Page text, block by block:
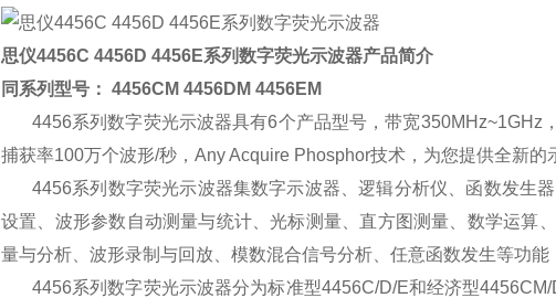
思仪4456C 4456D 4456E系列数字荧光示波器产品简介
同系列型号： 4456CM 4456DM 4456EM
4456系列数字荧光示波器具有6个产品型号，带宽350MHz~1GHz
捕获率100万个波形/秒， Any Acquire Phosphor技术，为您提供全新的
4456系列数字荧光示波器集数字示波器、逻辑分析仪、函数发生
设置、波形参数自动测量与统计、光标测量、直方图测量、数学运算、
量与分析、波形录制与回放、模数混合信号分析、任意函数发生等功能
4456系列数字荧光示波器分为标准型4456C/D/E和经济型4456CM/